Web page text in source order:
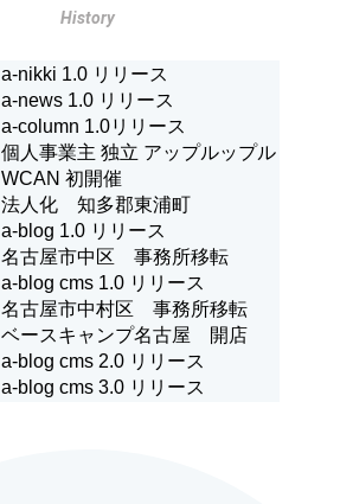
History
a-nikki 1.0 リリース
a-news 1.0 リリース
a-column 1.0リリース
個人事業主 独立 アップルップル
WCAN 初開催
法人化 知多郡東浦町
a-blog 1.0 リリース
名古屋市中区 事務所移転
a-blog cms 1.0 リリース
名古屋市中村区 事務所移転
ベースキャンプ名古屋 開店
a-blog cms 2.0 リリース
a-blog cms 3.0 リリース